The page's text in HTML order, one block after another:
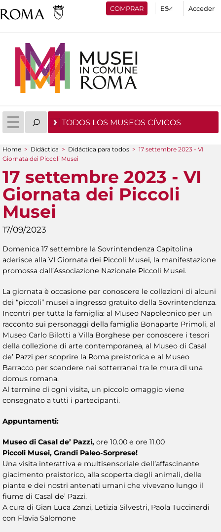
COMPRAR Acceder
TODOS LOS MUSEOS CÍVICOS
You are here
Home > Didáctica > Didáctica para todos > 17 settembre 2023 - VI
Giornata dei Piccoli Musei
17 settembre 2023 - VI
Giornata dei Piccoli
Musei
17/09/2023
Domenica 17 settembre la Sovrintendenza Capitolina
aderisce alla VI Giornata dei Piccoli Musei, la manifestazione
promossa dall’Associazione Nazionale Piccoli Musei.
La giornata è occasione per conoscere le collezioni di alcuni
dei “piccoli” musei a ingresso gratuito della Sovrintendenza.
Incontri per tutta la famiglia: al Museo Napoleonico per un
racconto sui personaggi della famiglia Bonaparte Primoli, al
Museo Carlo Bilotti a Villa Borghese per conoscere i tesori
della collezione di arte contemporanea, al Museo di Casal
de’ Pazzi per scoprire la Roma preistorica e al Museo
Barracco per scendere nei sotterranei tra le mura di una
domus romana.
Al termine di ogni visita, un piccolo omaggio viene
consegnato a tutti i partecipanti.
Appuntamenti:
Museo di Casal de’ Pazzi, ore 10.00 e ore 11.00
Piccoli Musei, Grandi Paleo-Sorprese!
Una visita interattiva e multisensoriale dell’affascinante
giacimento preistorico, alla scoperta degli animali, delle
piante e dei nostri antenati umani che vivevano lungo il
fiume di Casal de’ Pazzi.
A cura di Gian Luca Zanzi, Letizia Silvestri, Paola Tuccinardi
con Flavia Salomone